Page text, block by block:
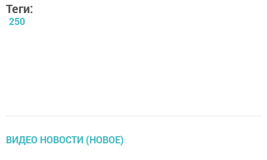
Теги:
250
ВИДЕО НОВОСТИ (НОВОЕ)